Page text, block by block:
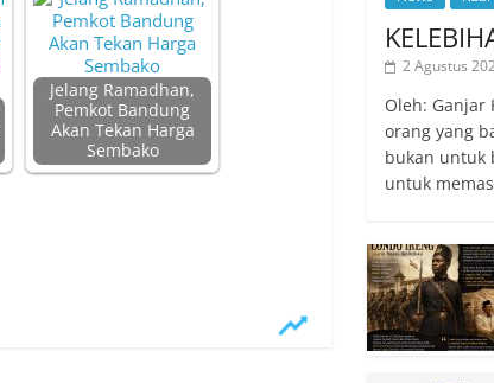
Jelang Ramadhan,
Pemkot Bandung
Akan Tekan Harga
Sembako
2 Agustus
Oleh: Ganjar
orang yang
bukan untuk
untuk